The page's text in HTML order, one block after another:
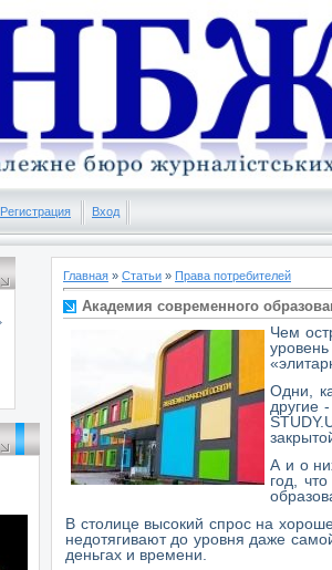
Регистрация Вход
Главная » Статьи » Права потребителей
Академия современного
Чем
Одни,
другие
А и о
год,
В столице высокий спрос на
недотягивают до уровня даже
деньгах и времени.